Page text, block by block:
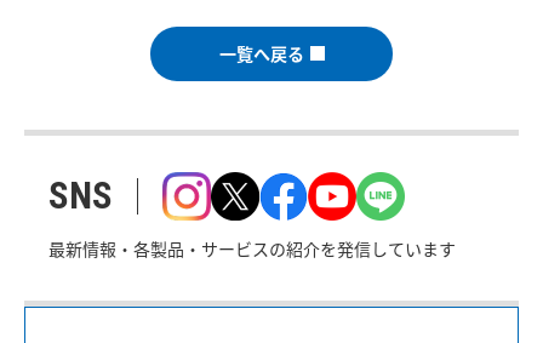
一覧へ戻る
SNS
最新情報・各製品・サービスの紹介を発信しています